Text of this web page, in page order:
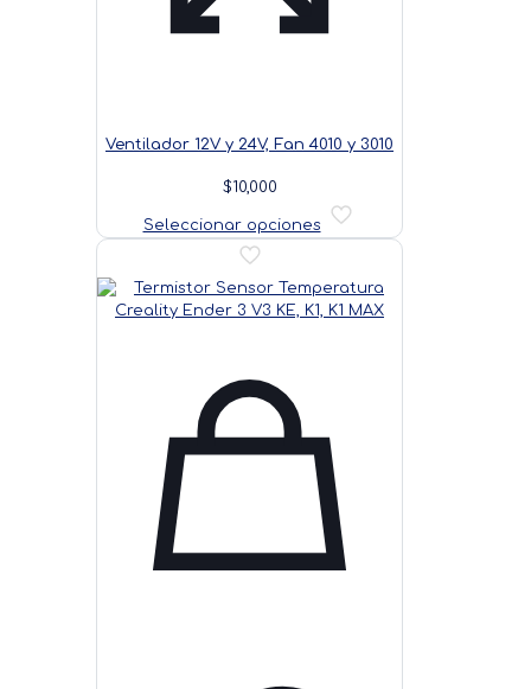
Ventilador 12V y 24V, Fan 4010 y 3010
$10,000
Seleccionar opciones
Este
producto
variantes.
Las
en
la
página
de
producto